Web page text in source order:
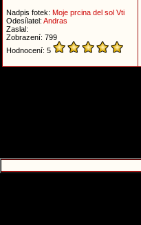
Nadpis fotek: Moje prcina del sol Vti
Odesílatel: Andras
Zaslal:
Zobrazení: 799
Hodnocení: 5